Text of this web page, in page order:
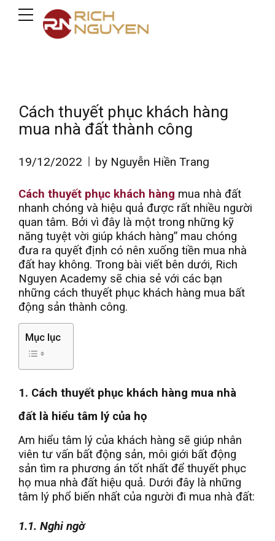
Cách thuyết phục khách hàng
mua nhà đất thành công
19/12/2022 by Nguyễn Hiền Trang
Cách thuyết phục khách hàng mua nhà đất
nhanh chóng và hiệu quả được rất nhiều người
quan tâm. Bởi vì đây là một trong những kỹ
năng tuyệt vời giúp khách hàng” mau chóng
đưa ra quyết định có nên xuống tiền mua nhà
đất hay không. Trong bài viết bên dưới, Rich
Nguyen Academy sẽ chia sẻ với các bạn
những cách thuyết phục khách hàng mua bất
động sản thành công.
Mục lục
1. Cách thuyết phục khách hàng mua nhà
đất là hiểu tâm lý của họ
Am hiểu tâm lý của khách hàng sẽ giúp nhân
viên tư vấn bất động sản, môi giới bất động
sản tìm ra phương án tốt nhất để thuyết phục
họ mua nhà đất hiệu quả. Dưới đây là những
tâm lý phổ biến nhất của người đi mua nhà đất:
1.1. Nghi ngờ